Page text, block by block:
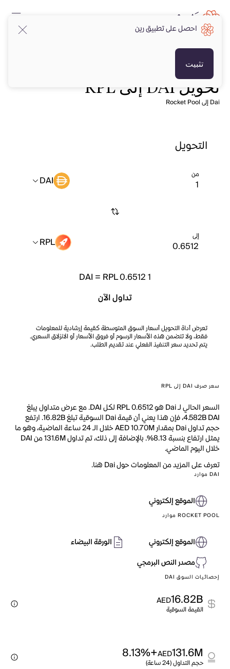
تحويل DAI إلى RPL
Dai إلى Rocket Pool
التحويل
من DAI
إلى RPL
1
DAI = RPL 0.6512
تداول الآن
تعرض أداة التحويل أسعار السوق المتوسطة كقيمة إرشادية للمعلومات
فقط، ولا تتضمن هذه الأسعار الرسوم أو فروق الأسعار أو الانزلاق السعري.
يتم تحديد سعر التنفيذ الفعلي عند تقديم الطلب.
سعر صرف DAI إلى RPL
السعر الحالي لـ Dai هو RPL 0.6512 لكل DAI. مع عرض متداول يبلغ
4.582B DAI، فإن هذا يعني أن قيمة Dai السوقية تبلغ 16.82B. ارتفع
حجم تداول Dai بمقدار AED 10.70M خلال الـ 24 ساعة الماضية، وهو ما
يمثل ارتفاع بنسبة 8.13%. بالإضافة إلى ذلك، تم تداول 131.6M من DAI
خلال اليوم الماضي.
تعرف على المزيد من المعلومات حول Dai هنا.
DAI موارد
الموقع إلكتروني
ROCKET POOL موارد
الموقع إلكتروني
الورقة البيضاء
مصدر النص البرمجي
إحصائيات السوق DAI
16.82B
AED
القيمة السوقية
131.6M
AED
+8.13%
حجم التداول (24 ساعة)
احصل على تطبيق رين
تثبيت